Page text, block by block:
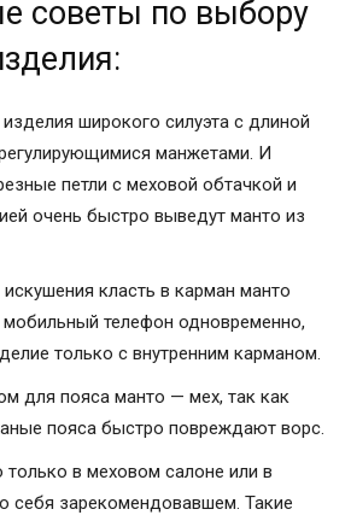
советы по выбору
широкого силуэта с длиной
регулирующимися манжетами. И
петли с меховой обтачкой и
очень быстро выведут манто из
класть в карман манто
телефон одновременно,
только с внутренним карманом.
для пояса манто — мех, так как
пояса быстро повреждают ворс.
только в меховом салоне или в
себя зарекомендовавшем. Такие